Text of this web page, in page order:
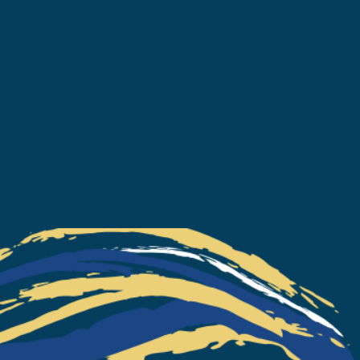
La dernière comédie en date
La Bande du Shalala !
2026
Une plongée en apnée dans
abîmes de la mise en
Réserver avec